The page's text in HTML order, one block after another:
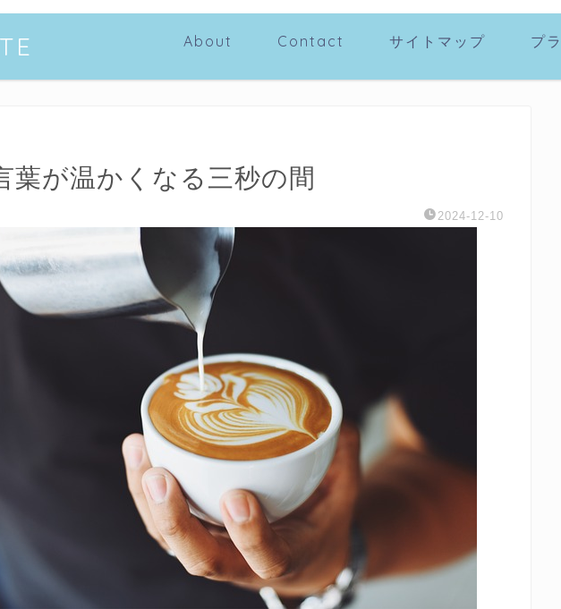
About Contact サイトマップ プ
葉が温かくなる三秒の間
2024-12-10